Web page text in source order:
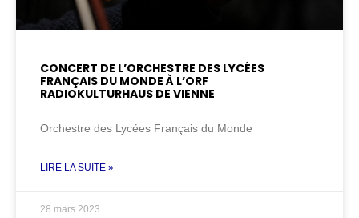
CONCERT DE L’ORCHESTRE DES LYCÉES
FRANÇAIS DU MONDE À L’ORF
RADIOKULTURHAUS DE VIENNE
Orchestre des Lycées Français du Monde
LIRE LA SUITE »
28 mars 2023